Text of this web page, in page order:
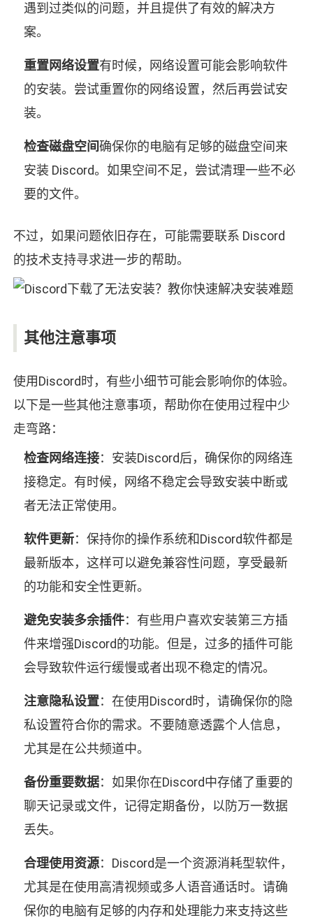
遇到过类似的问题，并且提供了有效的解决方
案。
重置网络设置有时候，网络设置可能会影响软件
的安装。尝试重置你的网络设置，然后再尝试安
装。
检查磁盘空间确保你的电脑有足够的磁盘空间来
安装 Discord。如果空间不足，尝试清理一些不必
要的文件。
不过，如果问题依旧存在，可能需要联系 Discord
的技术支持寻求进一步的帮助。
其他注意事项
使用Discord时，有些小细节可能会影响你的体验。
以下是一些其他注意事项，帮助你在使用过程中少
走弯路：
检查网络连接：安装Discord后，确保你的网络连
接稳定。有时候，网络不稳定会导致安装中断或
者无法正常使用。
软件更新：保持你的操作系统和Discord软件都是
最新版本，这样可以避免兼容性问题，享受最新
的功能和安全性更新。
避免安装多余插件：有些用户喜欢安装第三方插
件来增强Discord的功能。但是，过多的插件可能
会导致软件运行缓慢或者出现不稳定的情况。
注意隐私设置：在使用Discord时，请确保你的隐
私设置符合你的需求。不要随意透露个人信息，
尤其是在公共频道中。
备份重要数据：如果你在Discord中存储了重要的
聊天记录或文件，记得定期备份，以防万一数据
丢失。
合理使用资源：Discord是一个资源消耗型软件，
尤其是在使用高清视频或多人语音通话时。请确
保你的电脑有足够的内存和处理能力来支持这些